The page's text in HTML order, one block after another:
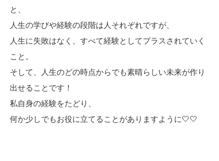
と、
人生の学びや経験の段階は人それぞれですが、
人生に失敗はなく、すべて経験としてプラスされていく
こと。
そして、人生のどの時点からでも素晴らしい未来が作り
出せることです！
私自身の経験をたどり、
何か少しでもお役に立てることがありますように🤍🤍